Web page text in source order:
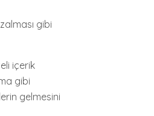
gibi
içerik
gibi
gelmesini